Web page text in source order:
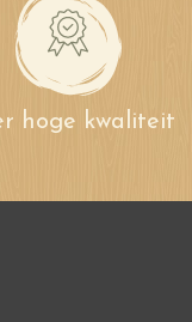
hoge kwaliteit